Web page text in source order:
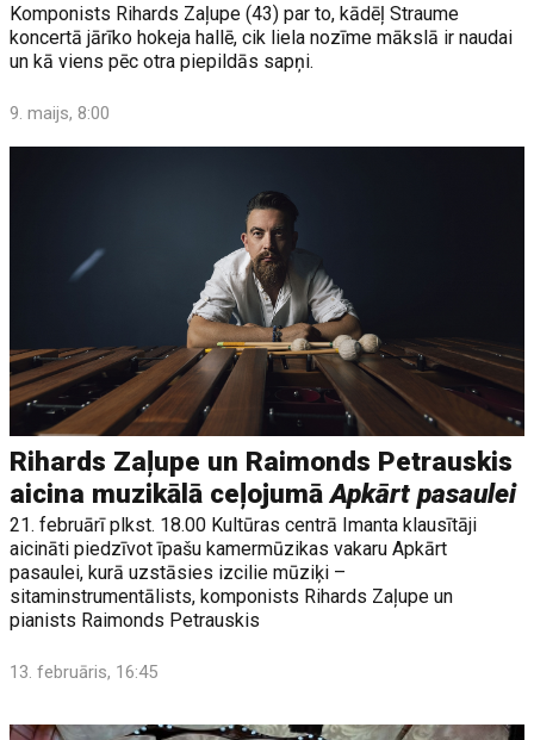
Komponists Rihards Zaļupe (43) par to, kādēļ Straume
koncertā jārīko hokeja hallē, cik liela nozīme mākslā ir naudai
un kā viens pēc otra piepildās sapņi.
9. maijs, 8:00
Rihards Zaļupe un Raimonds Petrauskis
aicina muzikālā ceļojumāApkārt pasaulei
21. februārī plkst. 18.00 Kultūras centrā Imanta klausītāji
aicināti piedzīvot īpašu kamermūzikas vakaru Apkārt
pasaulei, kurā uzstāsies izcilie mūziķi –
sitaminstrumentālists, komponists Rihards Zaļupe un
pianists Raimonds Petrauskis
13. februāris, 16:45